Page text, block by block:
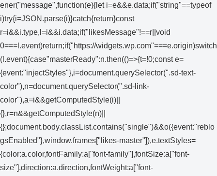
ener("message",function(e){let i=e&&e.data;if("string"==typeof
i)try{i=JSON.parse(i)}catch{return}const
r=i&&i.type,l=i&&i.data;if("likesMessage"!==r||void
0===l.event)return;if("https://widgets.wp.com"===e.origin)switch
(l.event){case"masterReady":n.then(()=>{t=!0;const e=
{event:"injectStyles"},i=document.querySelector(".sd-text-
color"),n=document.querySelector(".sd-link-
color"),a=i&&getComputedStyle(i)||
{},r=n&&getComputedStyle(n)||
{};document.body.classList.contains("single")&&o({event:"reblo
gsEnabled"},window.frames["likes-master"]),e.textStyles=
{color:a.color,fontFamily:a["font-family"],fontSize:a["font-
size"],direction:a.direction,fontWeight:a["font-